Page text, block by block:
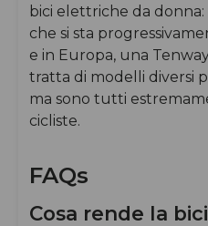
bici elettriche da
che si sta
e in Europa, una
tratta di modelli diversi
ma sono tutti
cicliste.
FAQs
Cosa rende la